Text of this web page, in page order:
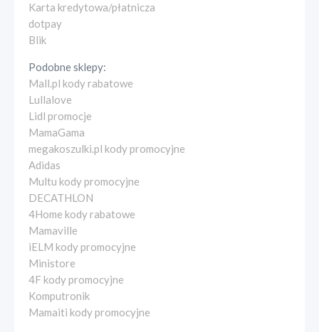
Karta kredytowa/płatnicza
dotpay
Blik
Podobne sklepy:
Mall.pl kody rabatowe
Lullalove
Lidl promocje
MamaGama
megakoszulki.pl kody promocyjne
Adidas
Multu kody promocyjne
DECATHLON
4Home kody rabatowe
Mamaville
iELM kody promocyjne
Ministore
4F kody promocyjne
Komputronik
Mamaiti kody promocyjne